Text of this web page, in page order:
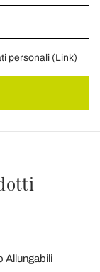
personali (Link)
Allungabili